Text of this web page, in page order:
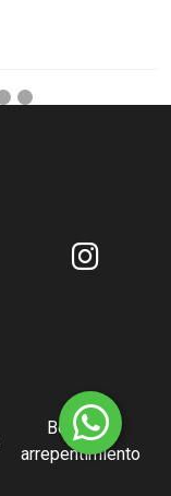
Botón de
arrepentimiento